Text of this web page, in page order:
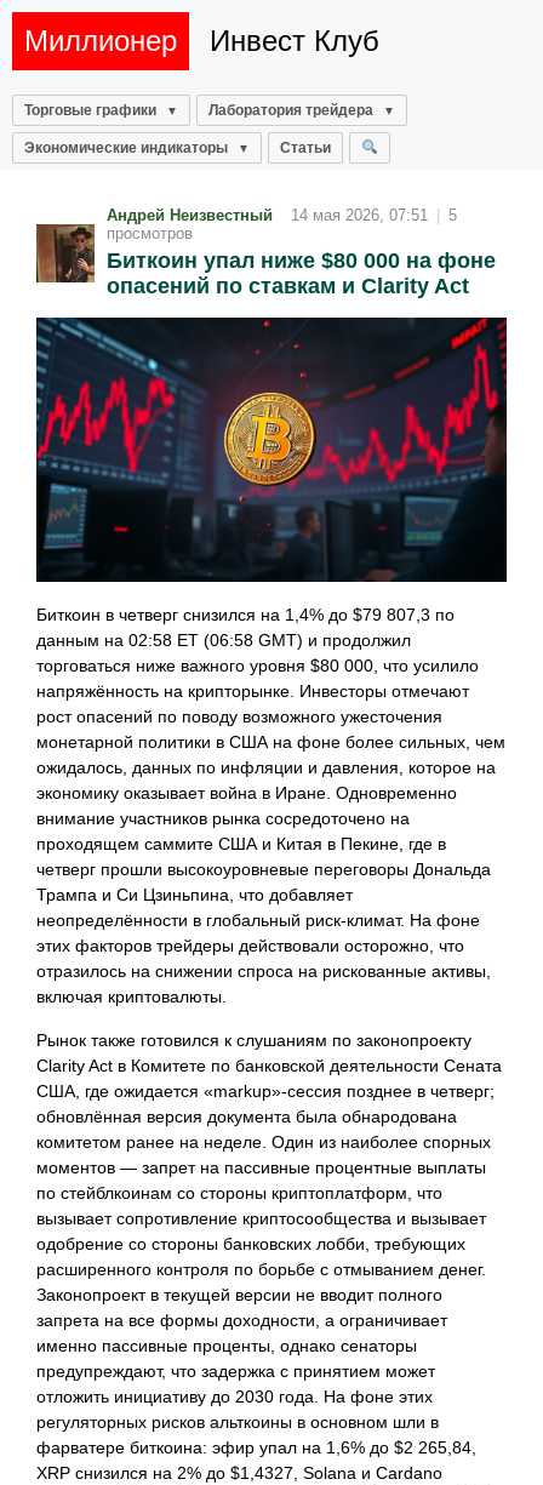
Миллионер Инвест Клуб
Торговые графики Лаборатория трейдера
Экономические индикаторы Статьи
Андрей Неизвестный 14 мая 2026, 07:51
5
просмотров
Биткоин упал ниже $80 000 на фоне
опасений по ставкам и Clarity Act
Биткоин в четверг снизился на 1,4% до $79 807,3 по
данным на 02:58 ET (06:58 GMT) и продолжил
торговаться ниже важного уровня $80 000, что усилило
напряжённость на крипторынке. Инвесторы отмечают
рост опасений по поводу возможного ужесточения
монетарной политики в США на фоне более сильных, чем
ожидалось, данных по инфляции и давления, которое на
экономику оказывает война в Иране. Одновременно
внимание участников рынка сосредоточено на
проходящем саммите США и Китая в Пекине, где в
четверг прошли высокоуровневые переговоры Дональда
Трампа и Си Цзиньпина, что добавляет
неопределённости в глобальный риск-климат. На фоне
этих факторов трейдеры действовали осторожно, что
отразилось на снижении спроса на рискованные активы,
включая криптовалюты.
Рынок также готовился к слушаниям по законопроекту
Clarity Act в Комитете по банковской деятельности Сената
США, где ожидается «markup»-сессия позднее в четверг;
обновлённая версия документа была обнародована
комитетом ранее на неделе. Один из наиболее спорных
моментов — запрет на пассивные процентные выплаты
по стейблкоинам со стороны криптоплатформ, что
вызывает сопротивление криптосообщества и вызывает
одобрение со стороны банковских лобби, требующих
расширенного контроля по борьбе с отмыванием денег.
Законопроект в текущей версии не вводит полного
запрета на все формы доходности, а ограничивает
именно пассивные проценты, однако сенаторы
предупреждают, что задержка с принятием может
отложить инициативу до 2030 года. На фоне этих
регуляторных рисков альткоины в основном шли в
фарватере биткоина: эфир упал на 1,6% до $2 265,84,
XRP снизился на 2% до $1,4327, Solana и Cardano